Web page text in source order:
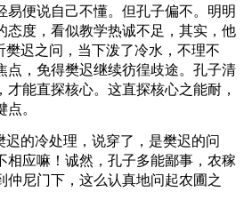
易便说自己不懂。但孔子偏不。明明
态度，看似教学热诚不足，其实，他
樊迟之问，当下泼了冷水，不理不
点，免得樊迟继续彷徨歧途。孔子清
能直探核心。这直探核心之能耐，
。
迟的冷处理，说穿了，是樊迟的问
相应嘛！诚然，孔子多能鄙事，农稼
仲尼门下，这么认真地问起农圃之